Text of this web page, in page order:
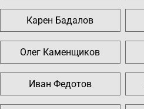
Карен Бадалов
Олег Каменщиков
Иван Федотов